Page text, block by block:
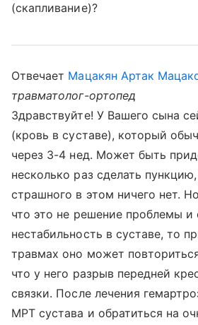
(скапливание)?
Отвечает Мацакян Артак
травматолог-ортопед
Здравствуйте! У Вашего сына
(кровь в суставе), который
через 3-4 нед. Может быть
несколько раз сделать
страшного в этом ничего нет.
что это не решение проблемы и
нестабильность в суставе, то
травмах оно может
что у него разрыв передней
связки. После лечения
МРТ сустава и обратиться на